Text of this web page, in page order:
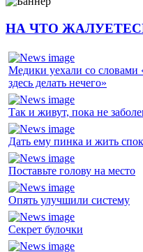
НА ЧТО
Медики уехали со словами
здесь делать нечего»
Так и живут, пока не
Дать ему пинка и жить
Поставьте голову на место
Опять улучшили систему
Секрет булочки